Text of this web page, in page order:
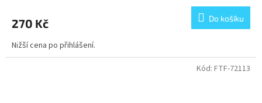
270 Kč Do košíku
Nižší cena po přihlášení.
Kód: FTF-72113